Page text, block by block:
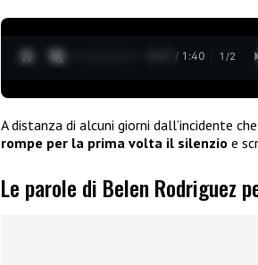
0:28 / 1:40 1 /2
A distanza di alcuni giorni dall’incidente
rompe per la prima volta il silenzio e
Le parole di Belen Rodriguez